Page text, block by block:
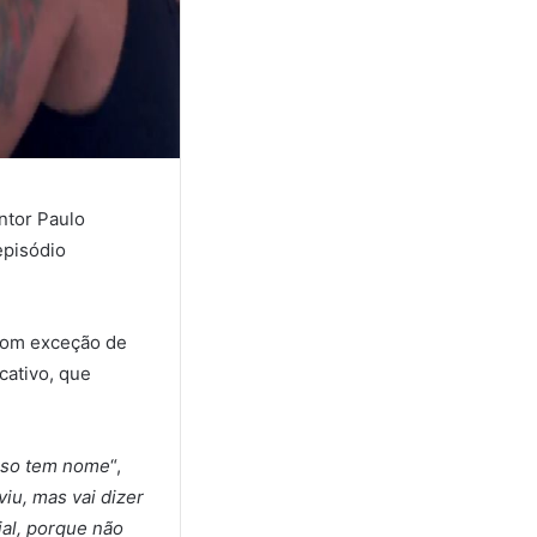
Paulo
exceção de
que
tem nome“,
mas vai dizer
porque não